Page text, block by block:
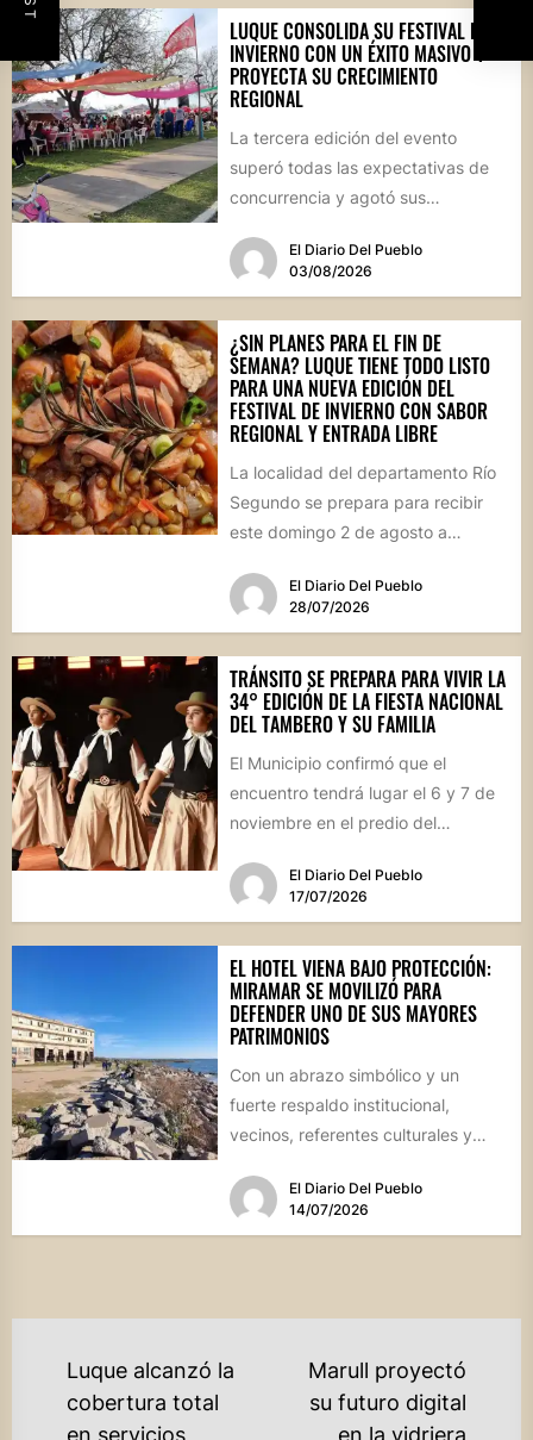
LUQUE CONSOLIDA SU FESTIVAL DE
INVIERNO CON UN ÉXITO MASIVO Y
PROYECTA SU CRECIMIENTO
REGIONAL
La tercera edición del evento
superó todas las expectativas de
concurrencia y agotó sus
marco, el...El Diario Del Pueblo
03/08/2026
¿SIN PLANES PARA EL FIN DE
SEMANA? LUQUE TIENE TODO LISTO
PARA UNA NUEVA EDICIÓN DEL
FESTIVAL DE INVIERNO CON SABOR
REGIONAL Y ENTRADA LIBRE
La localidad del departamento Río
Segundo se prepara para recibir
este domingo 2 de agosto a
El Diario Del Pueblo
28/07/2026
TRÁNSITO SE PREPARA PARA VIVIR LA
34° EDICIÓN DE LA FIESTA NACIONAL
DEL TAMBERO Y SU FAMILIA
El Municipio confirmó que el
encuentro tendrá lugar el 6 y 7 de
noviembre en el predio del
El Diario Del Pueblo
17/07/2026
EL HOTEL VIENA BAJO PROTECCIÓN:
MIRAMAR SE MOVILIZÓ PARA
DEFENDER UNO DE SUS MAYORES
PATRIMONIOS
Con un abrazo simbólico y un
fuerte respaldo institucional,
vecinos, referentes culturales y
Ansenuza visibilizaron la...
El Diario Del Pueblo
14/07/2026
NAVEGACIÓN
Luque alcanzó la
cobertura total
en servicios
Marull proyectó
su futuro digital
en la vidriera